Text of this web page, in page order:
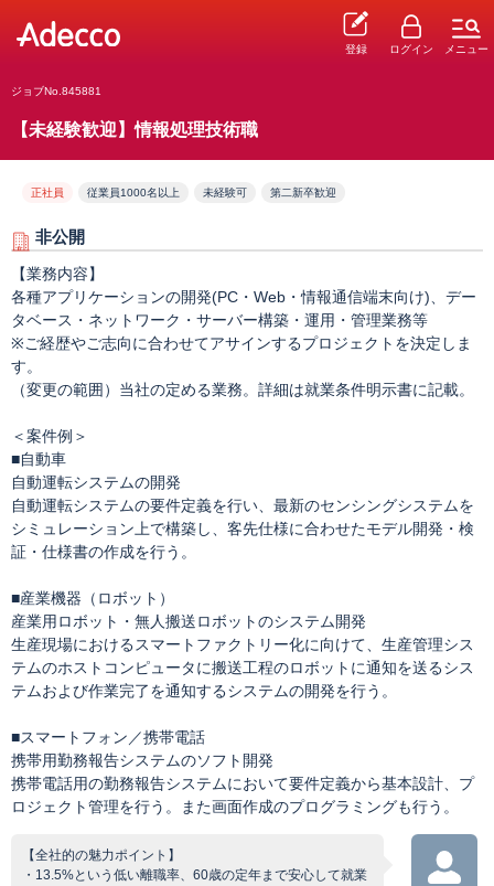
登録 ログイン メニュー
ジョブNo.845881
【未経験歓迎】情報処理技術職
正社員 従業員1000名以上 未経験可 第二新卒歓迎
非公開
【業務内容】
各種アプリケーションの開発(PC・Web・情報通信端末向け)、デー
タベース・ネットワーク・サーバー構築・運用・管理業務等
※ご経歴やご志向に合わせてアサインするプロジェクトを決定しま
す。
（変更の範囲）当社の定める業務。詳細は就業条件明示書に記載。
＜案件例＞
■自動車
自動運転システムの開発
自動運転システムの要件定義を行い、最新のセンシングシステムを
シミュレーション上で構築し、客先仕様に合わせたモデル開発・検
証・仕様書の作成を行う。
■産業機器（ロボット）
産業用ロボット・無人搬送ロボットのシステム開発
生産現場におけるスマートファクトリー化に向けて、生産管理シス
テムのホストコンピュータに搬送工程のロボットに通知を送るシス
テムおよび作業完了を通知するシステムの開発を行う。
■スマートフォン／携帯電話
携帯用勤務報告システムのソフト開発
携帯電話用の勤務報告システムにおいて要件定義から基本設計、プ
ロジェクト管理を行う。また画面作成のプログラミングも行う。
【全社的の魅力ポイント】
・13.5%という低い離職率、60歳の定年まで安心して就業